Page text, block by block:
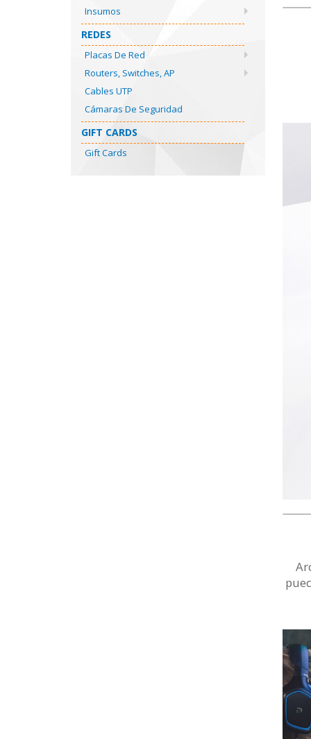
Insumos
REDES
Placas De Red
Routers, Switches, AP
Cables UTP
Cámaras De Seguridad
GIFT CARDS
Gift Cards